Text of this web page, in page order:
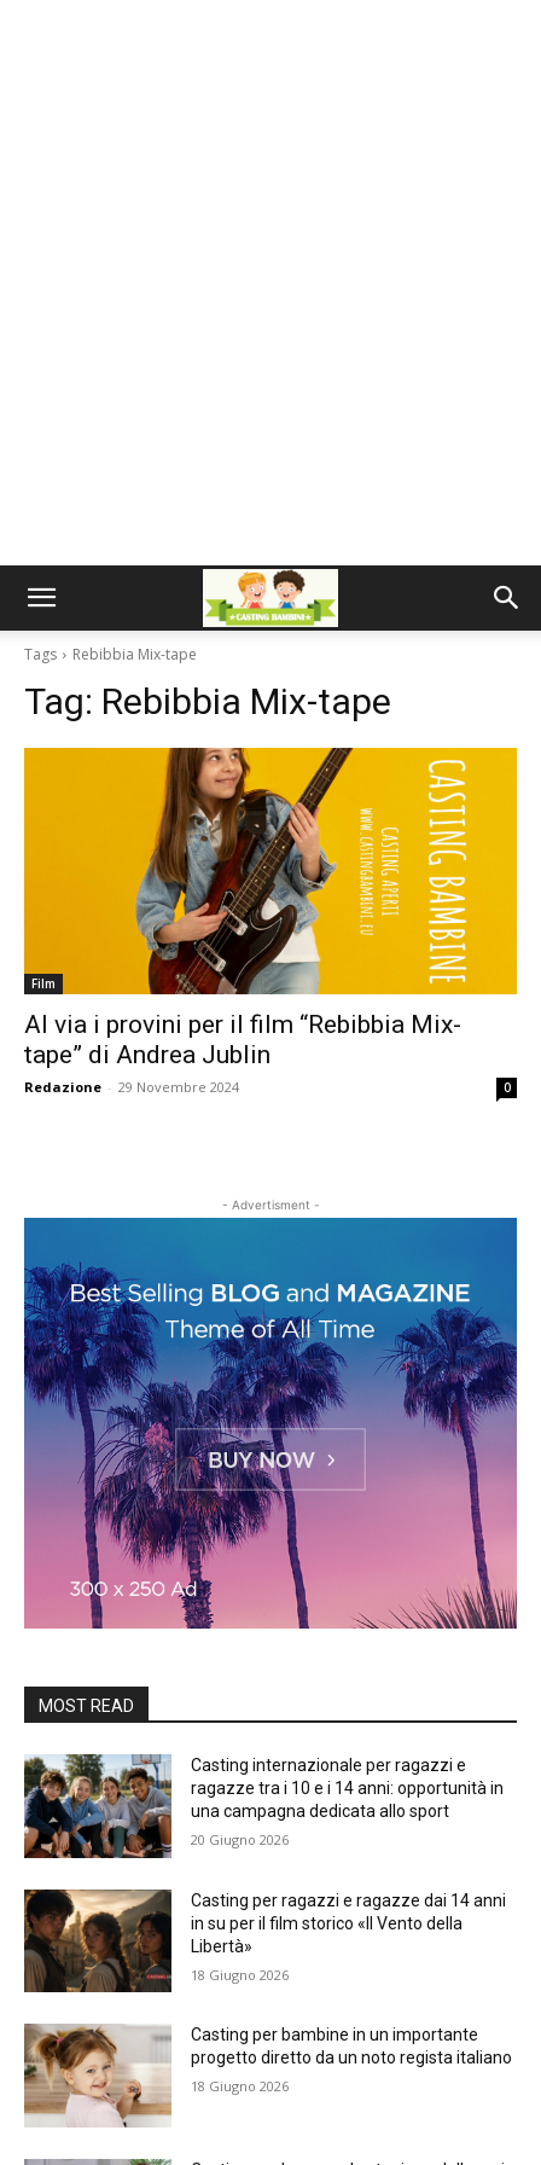
Tags Rebibbia Mix-tape
Tag: Rebibbia Mix-tape
Film
Al via i provini per il film “Rebibbia Mix-
tape” di Andrea Jublin
Redazione - 29 Novembre 2024 0
- Advertisment -
MOST READ
Casting internazionale per ragazzi e
ragazze tra i 10 e i 14 anni: opportunità in
una campagna dedicata allo sport
20 Giugno 2026
Casting per ragazzi e ragazze dai 14 anni
in su per il film storico «Il Vento della
Libertà»
18 Giugno 2026
Casting per bambine in un importante
progetto diretto da un noto regista italiano
18 Giugno 2026